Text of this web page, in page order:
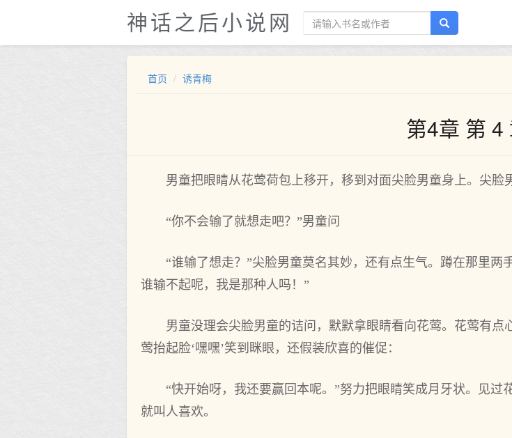
神话之后小说网
首页 诱青梅
第4章 第 4
男童把眼睛从花莺荷包上移开，移到对面尖脸男童身上。尖脸
“你不会输了就想走吧？”男童问
“谁输了想走？”尖脸男童莫名其妙，还有点生气。蹲在那里
谁输不起呢，我是那种人吗！”
男童没理会尖脸男童的诘问，默默拿眼睛看向花莺。花莺有
莺抬起脸‘嘿嘿’笑到眯眼，还假装欣喜的催促：
“快开始呀，我还要赢回本呢。”努力把眼睛笑成月牙状。见
就叫人喜欢。